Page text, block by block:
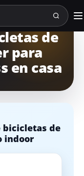
TodoSpinning
de
para
en casa
bicicletas de
indoor